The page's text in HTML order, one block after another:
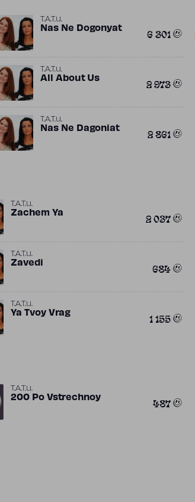
T.A.T.u.
Nas Ne Dogonyat 6 301
T.A.T.u.
All About Us 2 973
T.A.T.u.
Nas Ne Dagoniat 2 861
T.A.T.u.
Zachem Ya 2 037
T.A.T.u.
Zavedi 684
T.A.T.u.
Ya Tvoy Vrag 1 155
T.A.T.u.
200 Po Vstrechnoy 487